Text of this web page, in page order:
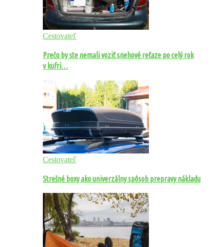
Cestovateľ
Prečo by ste nemali voziť snehové reťaze po celý rok
v kufri…
Cestovateľ
Strešné boxy ako univerzálny spôsob prepravy nákladu